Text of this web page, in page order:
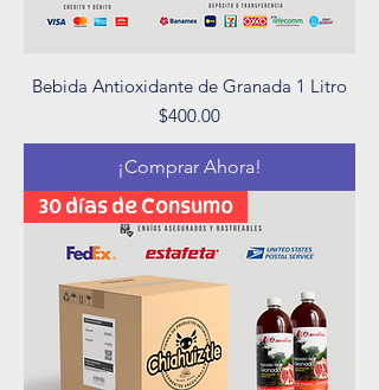
Bebida Antioxidante de Granada 1 Litro
Precio
$400.00
¡Comprar Ahora!
30 días de Consumo